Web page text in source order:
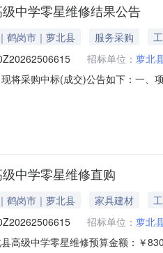
中学零星维修结果公告
鹤岗市｜萝北县 服务采购
招标单位： 萝北
将采购中标(成交)公告如下：一
四、主要标的信息标的类型：
中学零星维修直购
鹤岗市｜萝北县 家具建材
招标单位： 萝北
高级中学零星维修预算金额：￥